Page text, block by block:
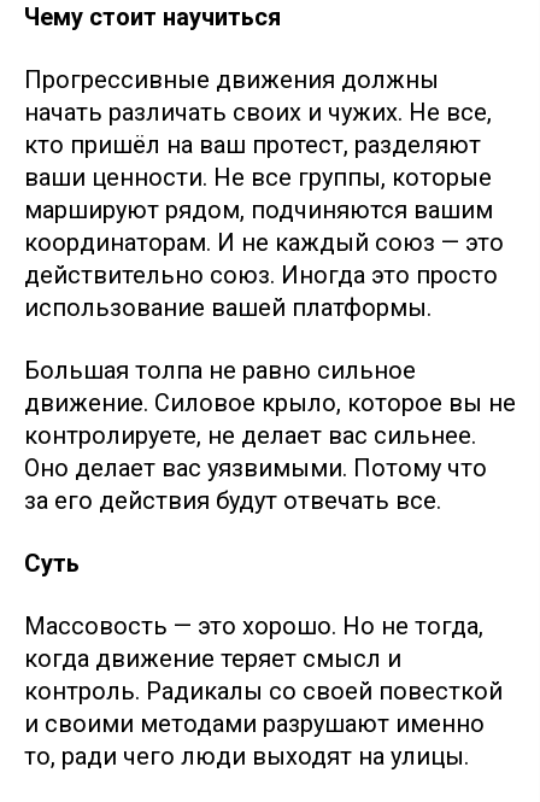
Чему стоит научиться
Прогрессивные движения должны
начать различать своих и чужих. Не все,
кто пришёл на ваш протест, разделяют
ваши ценности. Не все группы, которые
маршируют рядом, подчиняются вашим
координаторам. И не каждый союз — это
действительно союз. Иногда это просто
использование вашей платформы.
Большая толпа не равно сильное
движение. Силовое крыло, которое вы не
контролируете, не делает вас сильнее.
Оно делает вас уязвимыми. Потому что
за его действия будут отвечать все.
Суть
Массовость — это хорошо. Но не тогда,
когда движение теряет смысл и
контроль. Радикалы со своей повесткой
и своими методами разрушают именно
то, ради чего люди выходят на улицы.